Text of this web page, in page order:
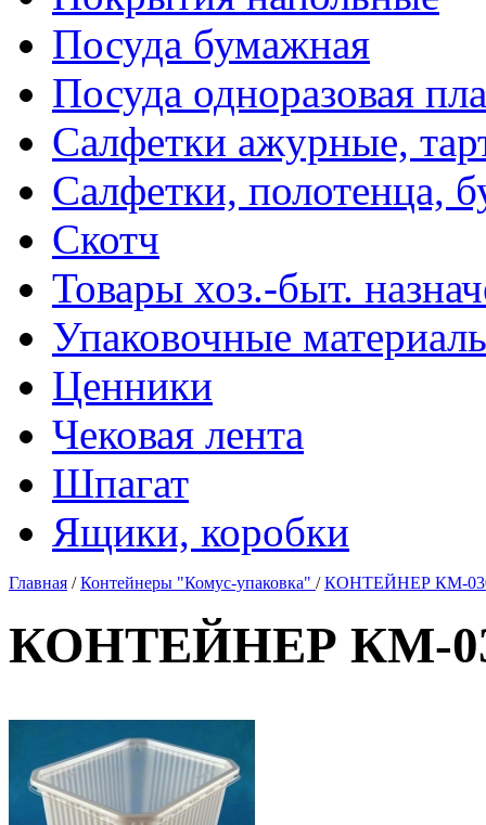
Посуда бумажная
Посуда одноразовая
Салфетки ажурные,
Салфетки, полотенца,
Скотч
Товары хоз.-быт.
Упаковочные
Ценники
Чековая лента
Шпагат
Ящики, коробки
Главная /Контейнеры "Комус-упаковка" /КОНТЕЙНЕР КМ-030
КОНТЕЙНЕР КМ-